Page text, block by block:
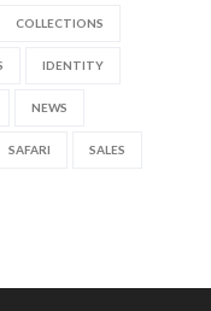
COLLECTIONS
IDENTITY
NEWS
SAFARI SALES